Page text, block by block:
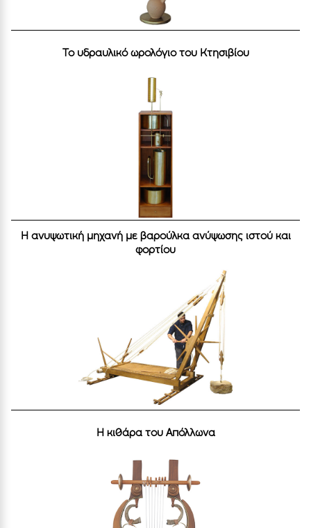
Το υδραυλικό ωρολόγιο του Κτησιβίου
Η ανυψωτική μηχανή με βαρούλκα ανύψωσης ιστού και
φορτίου
Η κιθάρα του Απόλλωνα